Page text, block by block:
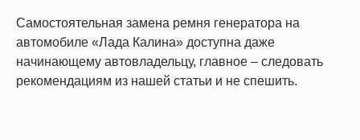
Самостоятельная замена ремня генератора на
автомобиле «Лада Калина» доступна даже
начинающему автовладельцу, главное – следовать
рекомендациям из нашей статьи и не спешить.